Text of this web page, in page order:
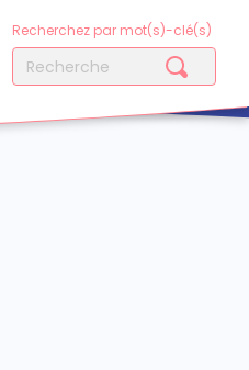
Recherchez par mot(s)-clé(s)